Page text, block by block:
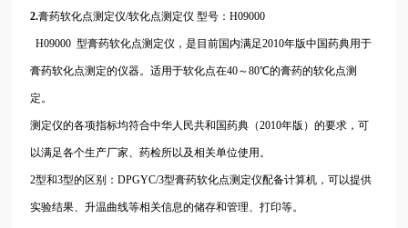
2.膏药软化点测定仪/软化点测定仪 型号：H09000
H09000 型膏药软化点测定仪，是目前国内满足2010年版中国药典用于
膏药软化点测定的仪器。适用于软化点在40～80℃的膏药的软化点测
定。
测定仪的各项指标均符合中华人民共和国药典（2010年版）的要求，可
以满足各个生产厂家、药检所以及相关单位使用。
2型和3型的区别：DPGYC/3型膏药软化点测定仪配备计算机，可以提供
实验结果、升温曲线等相关信息的储存和管理、打印等。